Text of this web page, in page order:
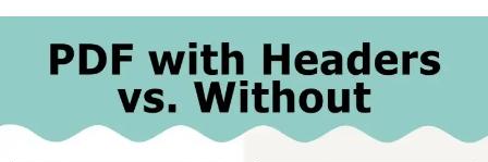
        renderer
.RenderingOptions.Marg
inBottom
45 ;
        renderer
. RenderingOptions
Marg
25;
        renderer
.RenderingOptions
Marg